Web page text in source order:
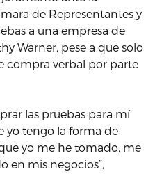
de Representantes y
a una empresa de
Warner, pese a que solo
compra verbal por parte
las pruebas para mí
yo tengo la forma de
yo me he tomado, me
en mis negocios”,